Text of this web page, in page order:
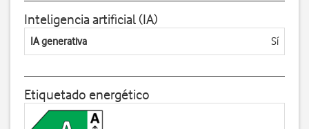
Inteligencia artificial (IA)
IA generativa Sí
Etiquetado energético